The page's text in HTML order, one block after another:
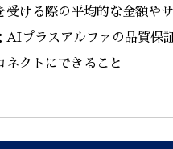
受ける際の平均的な金額や
AIプラスアルファの品質保
ネクトにできること